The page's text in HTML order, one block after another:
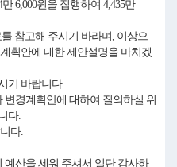
6,000원을 집행하여 4,435만
참고해 주시기 바라며, 이상으
획안에 대한 제안설명을 마치겠
기 바랍니다.
경계획안에 대하여 질의하실 위
다.
다.
산을 세워 주셔서 일단 감사하